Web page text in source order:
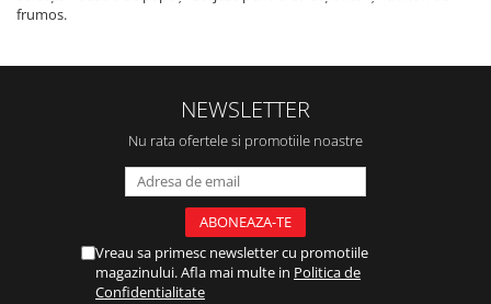
frumos.
NEWSLETTER
Nu rata ofertele si promotiile noastre
Vreau sa primesc newsletter cu promotiile
magazinului. Afla mai multe in Politica de
Confidentialitate